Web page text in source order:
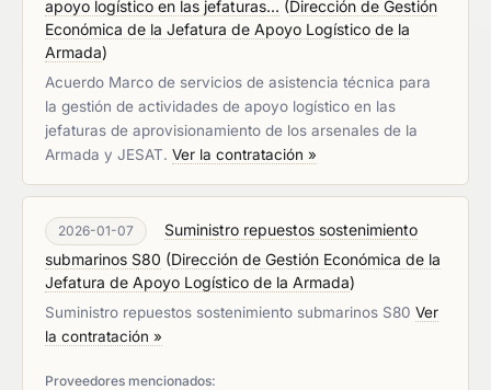
apoyo logístico en las jefaturas... (Dirección de Gestión
Económica de la Jefatura de Apoyo Logístico de la
Armada)
Acuerdo Marco de servicios de asistencia técnica para
la gestión de actividades de apoyo logístico en las
jefaturas de aprovisionamiento de los arsenales de la
Armada y JESAT. Ver la contratación »
2026-01-07
Suministro repuestos sostenimiento
submarinos S80 (Dirección de Gestión Económica de la
Jefatura de Apoyo Logístico de la Armada)
Suministro repuestos sostenimiento submarinos S80 Ver
la contratación »
Proveedores mencionados: